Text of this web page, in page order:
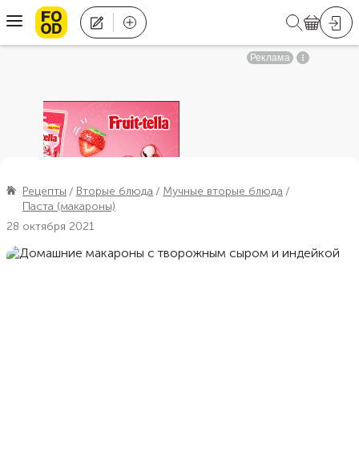
Рецепты Вторые блюда
Мучные вторые блюда
Паста (макароны)
28 октября 2021